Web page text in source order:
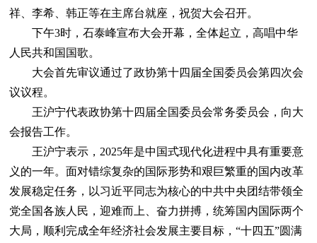
祥、李希、韩正等在主席台就座，祝贺大会召开。
下午3时，石泰峰宣布大会开幕，全体起立，高唱中华
人民共和国国歌。
大会首先审议通过了政协第十四届全国委员会第四次会
议议程。
王沪宁代表政协第十四届全国委员会常务委员会，向大
会报告工作。
王沪宁表示，2025年是中国式现代化进程中具有重要意
义的一年。面对错综复杂的国际形势和艰巨繁重的国内改革
发展稳定任务，以习近平同志为核心的中共中央团结带领全
党全国各族人民，迎难而上、奋力拼搏，统筹国内国际两个
大局，顺利完成全年经济社会发展主要目标，“十四五”圆满